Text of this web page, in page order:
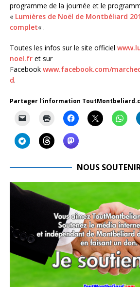
programme de la journée et le
« Lumières de Noël de Montbéliard
complet« .
Toutes les infos sur le site officiel
noel.fr et sur
Facebook www.facebook.com/
d.
Partager l'information
NOUS